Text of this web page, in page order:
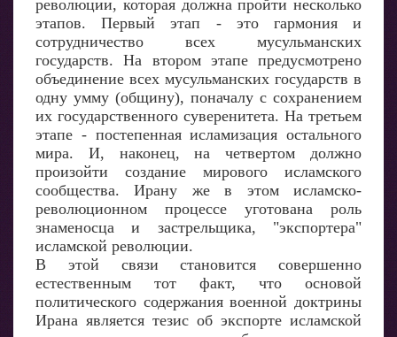
революции, которая должна пройти несколько
этапов. Первый этап - это гармония и
сотрудничество всех мусульманских
государств. На втором этапе предусмотрено
объединение всех мусульманских государств в
одну умму (общину), поначалу с сохранением
их государственного суверенитета. На третьем
этапе - постепенная исламизация остального
мира. И, наконец, на четвертом должно
произойти создание мирового исламского
сообщества. Ирану же в этом исламско-
революционном процессе уготована роль
знаменосца и застрельщика, "экспортера"
исламской революции.
В этой связи становится совершенно
естественным тот факт, что основой
политического содержания военной доктрины
Ирана является тезис об экспорте исламской